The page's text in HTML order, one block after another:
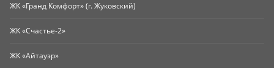
ЖК «Гранд Комфорт» (г. Жуковский)
ЖК «Счастье-2»
ЖК «Айтауэр»